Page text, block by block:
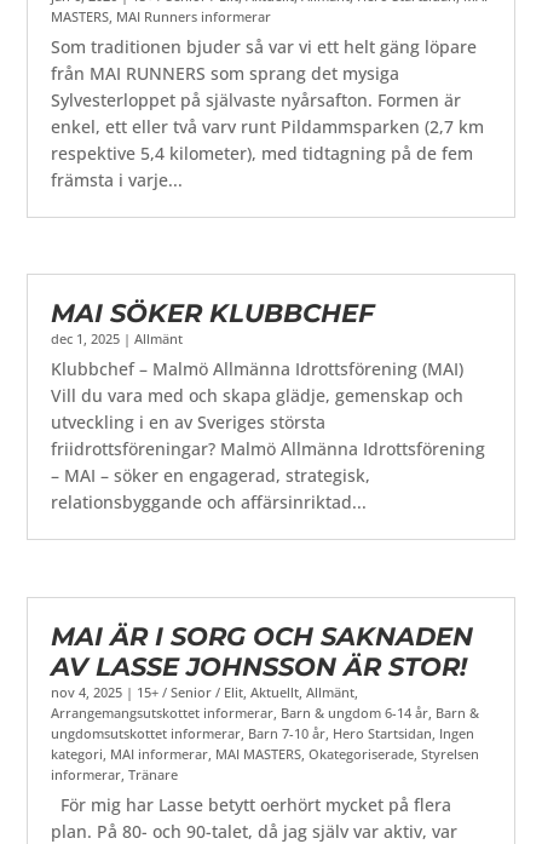
MASTERS MAI Runners informerar
Som traditionen bjuder så var vi ett helt gäng löpare
från MAI RUNNERS som sprang det mysiga
Sylvesterloppet på självaste nyårsafton. Formen är
enkel, ett eller två varv runt Pildammsparken (2,7 km
respektive 5,4 kilometer), med tidtagning på de fem
främsta i varje...
MAI SÖKER KLUBBCHEF
dec 1, 2025 |Allmänt
Klubbchef – Malmö Allmänna Idrottsförening (MAI)
Vill du vara med och skapa glädje, gemenskap och
utveckling i en av Sveriges största
friidrottsföreningar? Malmö Allmänna Idrottsförening
– MAI – söker en engagerad, strategisk,
relationsbyggande och affärsinriktad...
MAI ÄR I SORG OCH SAKNADEN
AV LASSE JOHNSSON ÄR STOR!
nov 4, 2025 | 15+ / Senior / Elit ,Aktuellt ,Allmänt
Arrangemangsutskottet informerar Barn & ungdom 6-14 år Barn &
ungdomsutskottet informerar Barn 7-10 år Hero Startsidan Ingen
kategori MAI informerar MAI MASTERS ,Okategoriserade ,Styrelsen
informerar ,Tränare
För mig har Lasse betytt oerhört mycket på flera
plan. På 80- och 90-talet, då jag själv var aktiv, var